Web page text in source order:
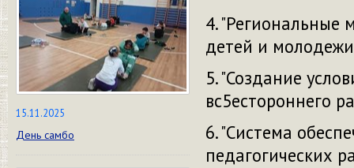
15.11.2025
День самбо
4. "Региональные
детей и
5. "Создание
вс5естороннего
6. "Система
педагогических